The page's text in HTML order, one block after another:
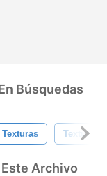
Búsquedas
Texturas Textura
Archivo